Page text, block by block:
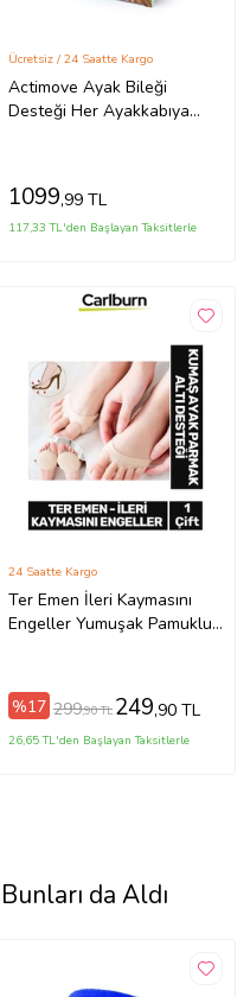
Actimove Ayak Bileği
Desteği Her Ayakkabıya
Ücretsiz / 24 Saatte Kargo
1099,99 TL
117,33 TL'den Başlayan Taksitlerle
Ter Emen İleri Kaymasını
Engeller Yumuşak Pamuklu
24 Saatte Kargo
%17 299,90 TL 249,90 TL
26,65 TL'den Başlayan Taksitlerle
da Aldı